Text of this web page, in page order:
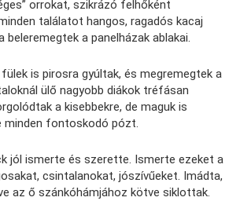
orrokat, szikrázó felhőként
találatot hangos, ragadós kacaj
beleremegtek a panelházak ablakai.
is pirosra gyúltak, és megremegtek a
ülő nagyobb diákok tréfásan
a kisebbekre, de maguk is
minden fontoskodó pózt.
jól ismerte és szerette. Ismerte ezeket a
csintalanokat, jószívűeket. Imádta,
az ő szánkóhámjához kötve siklottak.